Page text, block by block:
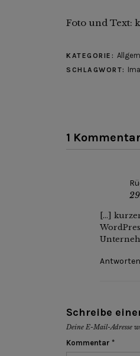
Foto und Text:
KATEGORIE:
SCHLAGWORT:
1
[…]
Antworten
Schreibe
Deine E-Mail-Adresse
Kommentar *